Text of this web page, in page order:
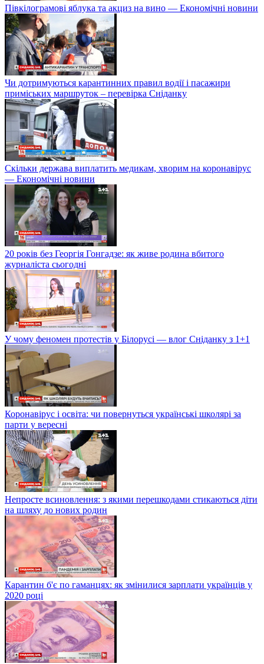
Півкілограмові яблука та акциз на вино — Економічні новини
Чи дотримуються карантинних правил водії і пасажири
приміських маршруток – перевірка Сніданку
Скільки держава виплатить медикам, хворим на коронавірус
— Економічні новини
20 років без Георгія Гонгадзе: як живе родина вбитого
журналіста сьогодні
У чому феномен протестів у Білорусі — влог Сніданку з 1+1
Коронавірус і освіта: чи повернуться українські школярі за
парти у вересні
Непросте всиновлення: з якими перешкодами стикаються діти
на шляху до нових родин
Карантин б'є по гаманцях: як змінилися зарплати українців у
2020 році